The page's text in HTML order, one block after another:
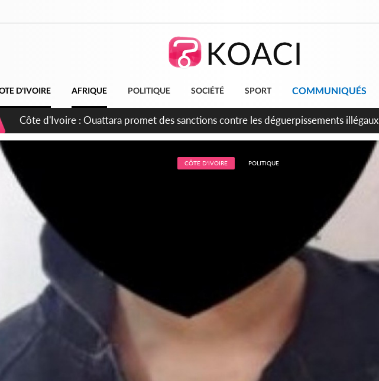
D'IVOIRE AFRIQUE POLITIQUE SOCIÉTÉ SPORT COMMUNIQUÉS
Côte d'Ivoire : Ouattara promet des sanctions contre les déguerpissements illégaux
CÔTE D'IVOIRE POLITIQUE